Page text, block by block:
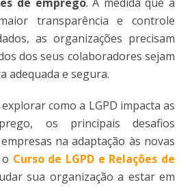
transparência e controle
as organizações precisam
dos seus colaboradores sejam
adequada e segura.
como a LGPD impacta as
os principais desafios
na adaptação às novas
Curso de LGPD e Relações de
sua organização a estar em